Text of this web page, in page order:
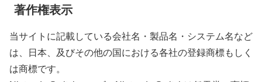
著作権表示
当サイトに記載している会社名・製品名・システム名など
は、日本、及びその他の国における各社の登録商標もしく
は商標です。